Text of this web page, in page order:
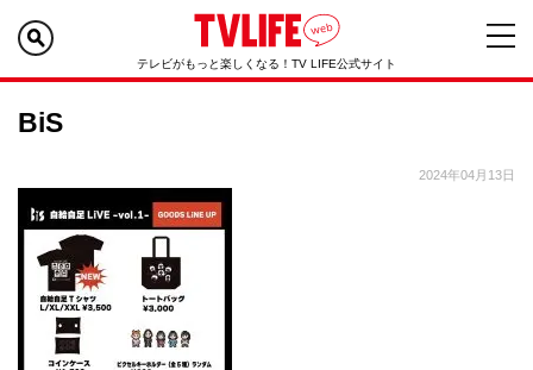
テレビがもっと楽しくなる！TV LIFE公式サイト
BiS
2024年04月13日